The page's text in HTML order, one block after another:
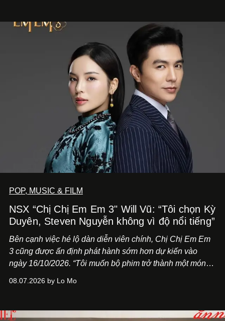
POP, MUSIC & FILM
NSX “Chị Chị Em Em 3" Will Vũ: “Tôi chọn Kỳ
Duyên, Steven Nguyễn không vì độ nổi tiếng”
Bên cạnh việc hé lộ dàn diễn viên chính, Chị Chị Em Em
3 cũng được ấn định phát hành sớm hơn dự kiến vào
ngày 16/10/2026. “Tôi muốn bộ phim trở thành một món
Việt Nam”, NSX Will Vũ cho biết.
08.07.2026 by Lo Mo